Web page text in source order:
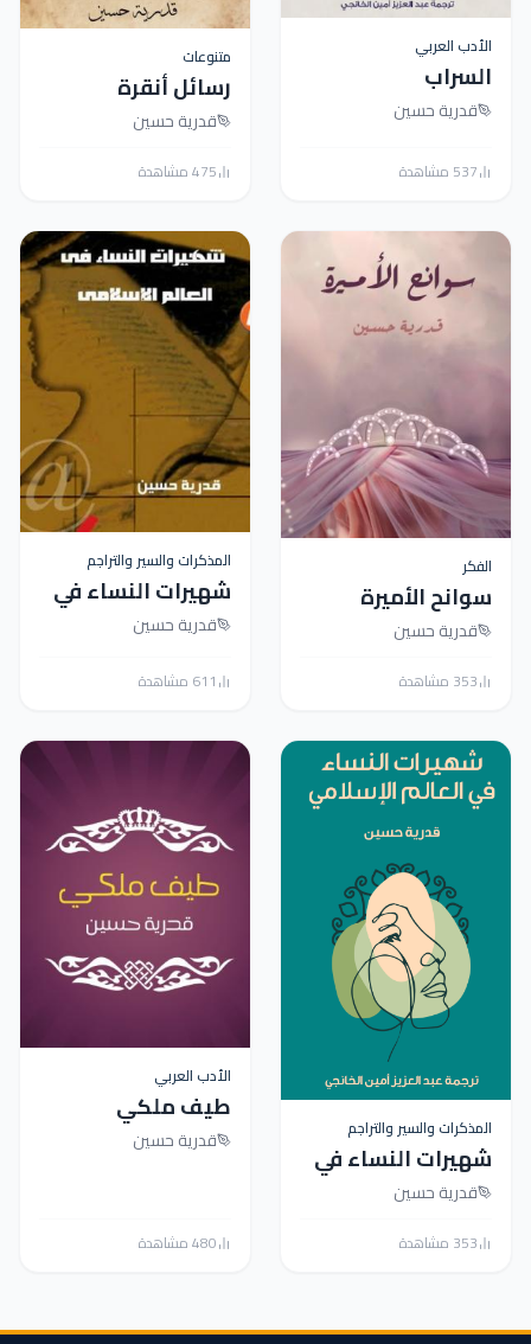
الأدب العربي
السراب
قدرية حسين
537 مشاهدة
متنوعات
رسائل أنقرة
المقدسة
قدرية حسين
475 مشاهدة
الفكر
سوانح الأميرة
قدرية حسين
353 مشاهدة
المذكرات والسير والتراجم
شهيرات النساء في
العالم الإسلامي -
قدرية حسين
611 مشاهدة
المذكرات والسير والتراجم
شهيرات النساء في
العالم الإسلامي -
قدرية حسين
353 مشاهدة
الأدب العربي
طيف ملكي
قدرية حسين
480 مشاهدة